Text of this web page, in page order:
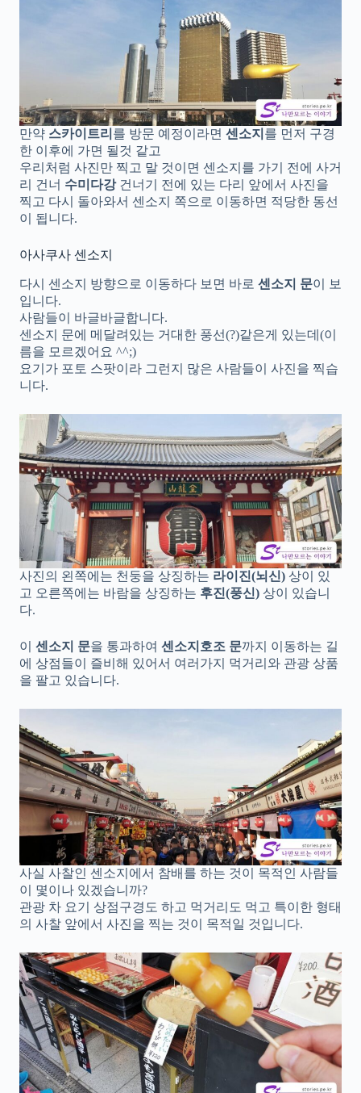
만약 스카이트리 를 방문 예정이라면 센소지 를 먼저 구경
한 이후에 가면 될것 같고
우리처럼 사진만 찍고 말 것이면 센소지를 가기 전에 사거
리 건너 수미다강건너기 전에 있는 다리 앞에서 사진을
찍고 다시 돌아와서 센소지 쪽으로 이동하면 적당한 동선
이 됩니다.
아사쿠사 센소지
다시 센소지 방향으로 이동하다 보면 바로 센소지 문이 보
입니다.
사람들이 바글바글합니다.
센소지 문에 메달려있는 거대한 풍선(?)같은게 있는데(이
름을 모르겠어요 ^^;)
요기가 포토 스팟이라 그런지 많은 사람들이 사진을 찍습
니다.
사진의 왼쪽에는 천둥을 상징하는 라이진(뇌신) 상이 있
고 오른쪽에는 바람을 상징하는 후진(풍신) 상이 있습니
다.
이 센소지 문을 통과하여 센소지호조 문까지 이동하는 길
에 상점들이 즐비해 있어서 여러가지 먹거리와 관광 상품
을 팔고 있습니다.
사실 사찰인 센소지에서 참배를 하는 것이 목적인 사람들
이 몇이나 있겠습니까?
관광 차 요기 상점구경도 하고 먹거리도 먹고 특이한 형태
의 사찰 앞에서 사진을 찍는 것이 목적일 것입니다.